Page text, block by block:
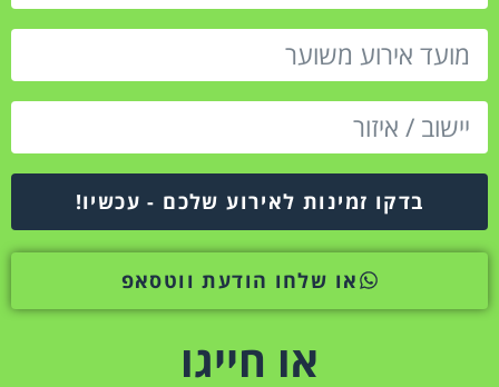
בדקו זמינות לאירוע שלכם - עכשיו!
או שלחו הודעת ווטסאפ
או חייגו